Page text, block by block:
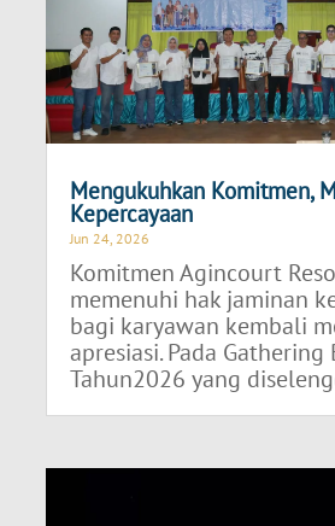
Mengukuhkan Komitmen,
Kepercayaan
Jun 24, 2026
Komitmen Agincourt
memenuhi hak jaminan
bagi karyawan kembali
apresiasi. Pada Gathering
Tahun2026 yang